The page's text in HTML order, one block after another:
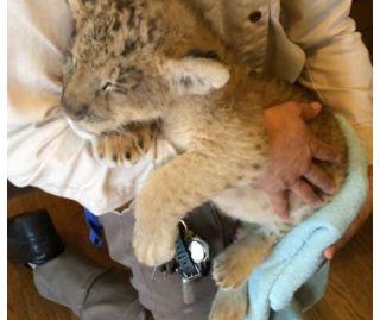
ゴン
米山予報士
wanda
予報士 hiro.
banpaku
Mr.K
chappy